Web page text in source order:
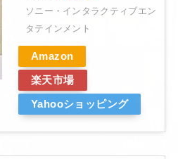
ソニー・インタラクティブエン
タテインメント
Amazon
楽天市場
Yahooショッピング